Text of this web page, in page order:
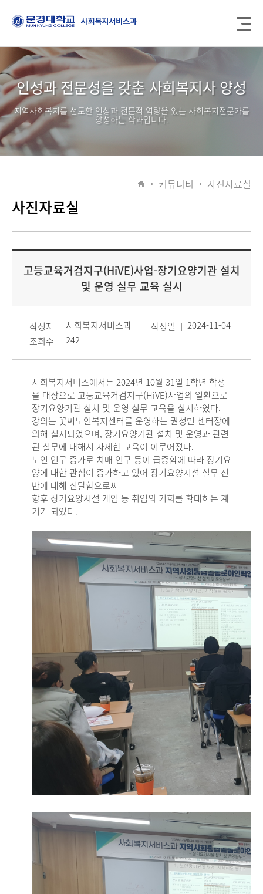
인성과 전문성을 갖춘 사회복지사 양성
지역사회복지를 선도할 인성과 전문적 역량을 있는 사회복지전문가를
양성하는 학과입니다.
사진자료실
커뮤니티 사진자료실
고등교육거검지구(HiVE)사업-장기요양기관 설치
및 운영 실무 교육 실시
작성자 사회복지서비스과 작성일
2024-11-04
조회수
242
사회복지서비스에서는 2024년 10월 31일 1학년 학생
을 대상으로 고등교육거검지구(HiVE)사업의 일환으로
장기요양기관 설치 및 운영 실무 교육을 실시하였다.
강의는 꽃씨노인복지센터를 운영하는 권성민 센터장에
의해 실시되었으며, 장기요양기관 설치 및 운영과 관련
된 실무에 대해서 자세한 교육이 이루어졌다.
노인 인구 증가로 치매 인구 등이 급증함에 따라 장기요
양에 대한 관심이 증가하고 있어 장기요양시설 실무 전
반에 대해 전달함으로써
향후 장기요양시설 개업 등 취업의 기회를 확대하는 계
기가 되었다.